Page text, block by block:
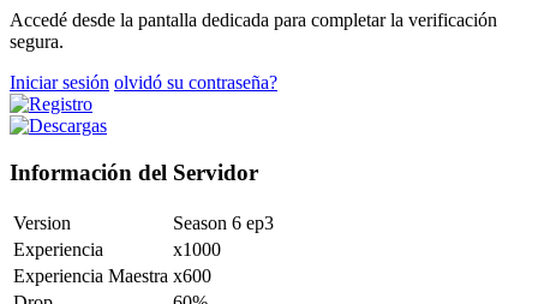
Accedé desde la pantalla dedicada para completar la verificación
segura.
Iniciar sesión olvidó su contraseña?
Información del Servidor
Version
Season 6 ep3
Experiencia
x1000
Experiencia Maestra x600